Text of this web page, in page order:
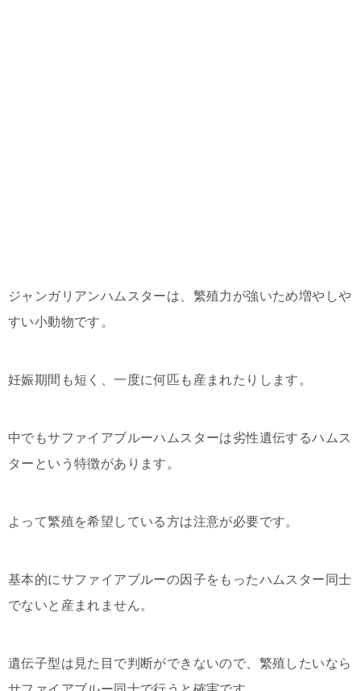
ジャンガリアンハムスターは、繁殖力が強いため増やしや
すい小動物です。
妊娠期間も短く、一度に何匹も産まれたりします。
中でもサファイアブルーハムスターは劣性遺伝するハムス
ターという特徴があります。
よって繁殖を希望している方は注意が必要です。
基本的にサファイアブルーの因子をもったハムスター同士
でないと産まれません。
遺伝子型は見た目で判断ができないので、繁殖したいなら